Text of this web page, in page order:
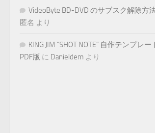
VideoByte BD-DVD のサブスク解除方
匿名 より
KING JIM “SHOT NOTE” 自作テンプレー
PDF版 に Danieldem より